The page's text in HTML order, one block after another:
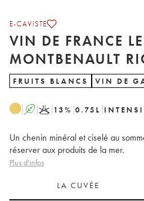
E-CAVISTE
VIN DE FRANCE
MONTBENAULT
FRUITS BLANCS VIN DE
A K 13% 0.75 L
Un chenin minéral et ciselé au
réserver aux produits de la mer.
Plus d'infos
LA CUVÉE